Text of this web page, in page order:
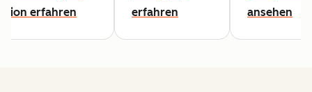
erfahren
erfahren
ansehen